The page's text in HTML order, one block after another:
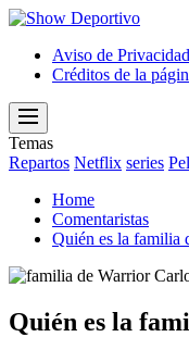
Show
Aviso de Privacidad
Créditos de la
Menu
Temas
Repartos Netflix series
Home
Comentaristas
Quién es la familia
Quién es la